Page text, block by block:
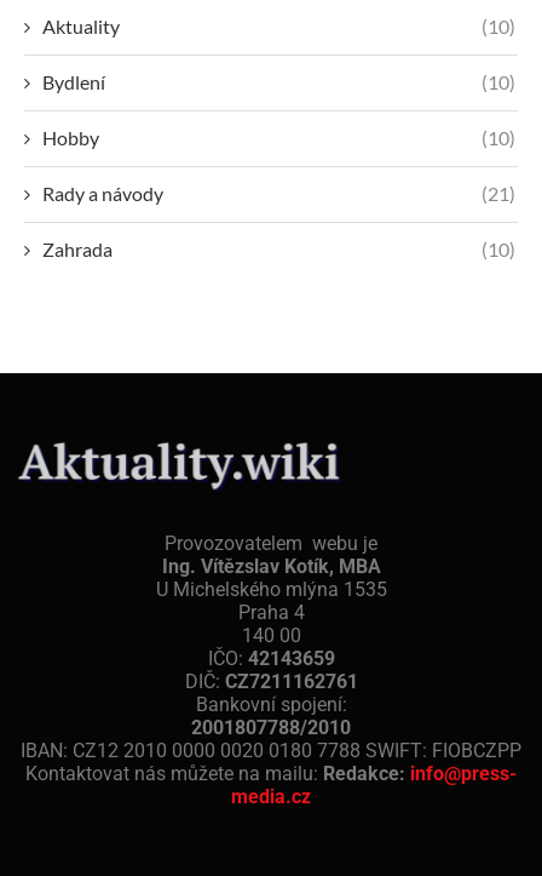
Aktuality (10)
Bydlení (10)
Hobby (10)
Rady a návody (21)
Zahrada (10)
Provozovatelem webu je
Ing. Vítězslav Kotík, MBA
U Michelského mlýna 1535
Praha 4
140 00
IČO: 42143659
DIČ: CZ7211162761
Bankovní spojení:
2001807788/2010
IBAN: CZ12 2010 0000 0020 0180 7788 SWIFT: FIOBCZPP
Kontaktovat nás můžete na mailu: Redakce: info@press-
media.cz